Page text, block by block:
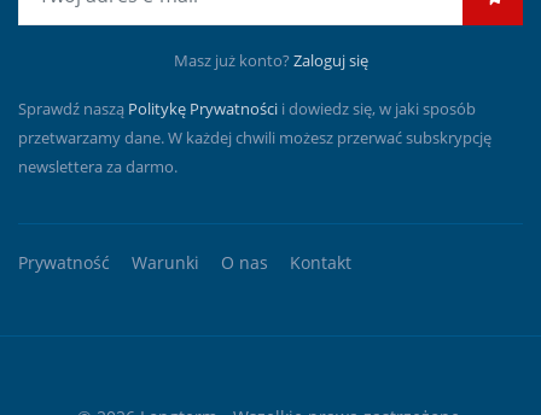
Masz już konto? Zaloguj się
Sprawdź naszą Politykę Prywatności i dowiedz się, w jaki sposób
przetwarzamy dane. W każdej chwili możesz przerwać subskrypcję
newslettera za darmo.
Prywatność Warunki O nas Kontakt